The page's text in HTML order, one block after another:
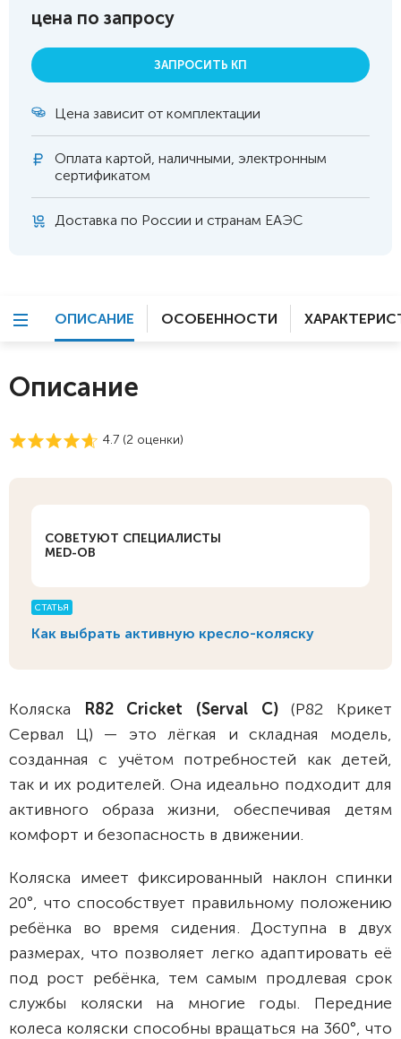
цена по запросу
ЗАПРОСИТЬ КП
Цена зависит от комплектации
Оплата картой, наличными, электронным
сертификатом
Доставка по России и странам ЕАЭС
ОПИСАНИЕ ОСОБЕННОСТИ
Описание
4.7 (2 оценки)
СОВЕТУЮТ СПЕЦИАЛИСТЫ
MED-OB
СТАТЬЯ
Как выбрать активную кресло-коляску
Коляска R82 Cricket (Serval C)(Р82 Крикет
Сервал Ц) — это лёгкая и складная модель,
созданная с учётом потребностей как детей,
так и их родителей. Она идеально подходит для
активного образа жизни, обеспечивая детям
комфорт и безопасность в движении.
Коляска имеет фиксированный наклон спинки
20°, что способствует правильному положению
ребёнка во время сидения. Доступна в двух
размерах, что позволяет легко адаптировать её
под рост ребёнка, тем самым продлевая срок
службы коляски на многие годы. Передние
колеса коляски способны вращаться на 360°, что